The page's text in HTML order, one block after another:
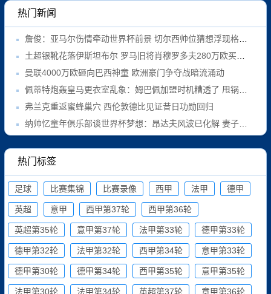
热门新闻
詹俊：亚马尔伤情牵动世界杯前景 切尔西帅位猜想浮现格拉斯纳
土超银靴花落伊斯坦布尔 罗马旧将肖穆罗多夫280万欧买断成交
曼联4000万欧砸向巴西神童 欧洲豪门争夺战暗流涌动
佩蒂特炮轰皇马更衣室乱象：姆巴佩加盟时机糟透了 甩锅裁判已成习惯
弗兰克重返蜜蜂巢穴 西伦敦德比见证昔日功勋回归
纳帅忆童年俱乐部谈世界杯梦想：昂达夫风波已化解 妻子是最佳"校准器"
热门标签
足球 比赛集锦 比赛录像 西甲 法甲 德甲
英超 意甲 西甲第37轮 西甲第36轮
英超第35轮 意甲第37轮 法甲第33轮 德甲第33轮
德甲第32轮 法甲第32轮 西甲第34轮 意甲第33轮
德甲第30轮 德甲第34轮 西甲第35轮 意甲第35轮
法甲第30轮 法甲第34轮 英超第37轮 意甲第36轮